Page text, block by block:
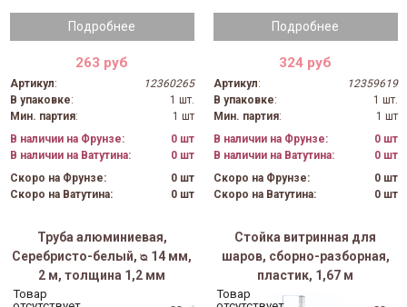
Подробнее
263 руб
Артикул:
12360265
В упаковке:
1 шт.
Мин. партия:
1 шт
В наличии на Фрунзе:
0 шт
В наличии на Ватутина:
0 шт
Скоро на Фрунзе:
0 шт
Скоро на Ватутина:
0 шт
Подробнее
324 руб
Артикул:
12359619
В упаковке:
1 шт.
Мин. партия:
1 шт
В наличии на Фрунзе:
0 шт
В наличии на Ватутина:
0 шт
Скоро на Фрунзе:
0 шт
Скоро на Ватутина:
0 шт
Труба алюминиевая,
Серебристо-белый, ᴓ 14 мм,
2 м, толщина 1,2 мм
Товар
Стойка витринная для
шаров, сборно-разборная,
пластик, 1,67 м
Товар